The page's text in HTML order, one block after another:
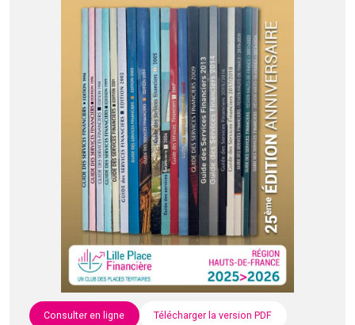
Consulter en ligne Télécharger la version PDF